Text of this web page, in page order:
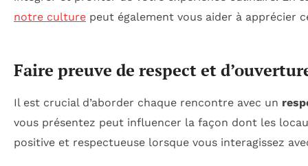
notre culture peut également vous aider à apprécier
Faire preuve de respect et
Il est crucial d’aborder chaque rencontre avec un
vous présentez peut influencer la façon dont les
positive et respectueuse lorsque vous interagissez